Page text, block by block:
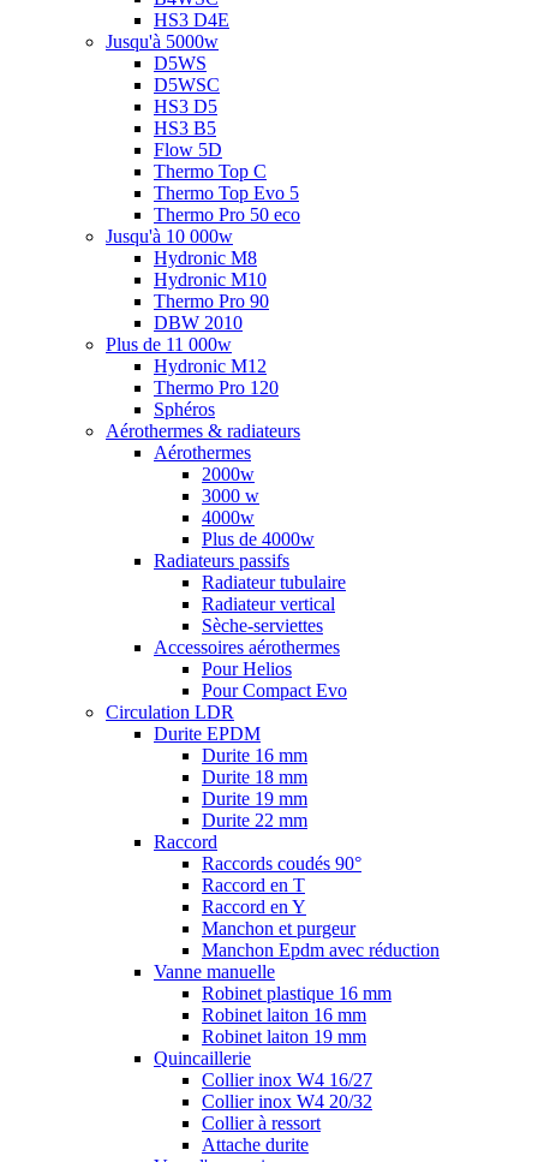
HS3 D4E
Jusqu'à 5000w
D5WS
D5WSC
HS3 D5
HS3 B5
Flow 5D
Thermo Top C
Thermo Top Evo 5
Thermo Pro 50 eco
Jusqu'à 10 000w
Hydronic M8
Hydronic M10
Thermo Pro 90
DBW 2010
Plus de 11 000w
Hydronic M12
Thermo Pro 120
Sphéros
Aérothermes & radiateurs
Aérothermes
2000w
3000 w
4000w
Plus de 4000w
Radiateurs passifs
Radiateur tubulaire
Radiateur vertical
Sèche-serviettes
Accessoires aérothermes
Pour Helios
Pour Compact Evo
Circulation LDR
Durite EPDM
Durite 16 mm
Durite 18 mm
Durite 19 mm
Durite 22 mm
Raccord
Raccords coudés 90°
Raccord en T
Raccord en Y
Manchon et purgeur
Manchon Epdm avec réduction
Vanne manuelle
Robinet plastique 16 mm
Robinet laiton 16 mm
Robinet laiton 19 mm
Quincaillerie
Collier inox W4 16/27
Collier inox W4 20/32
Collier à ressort
Attache durite